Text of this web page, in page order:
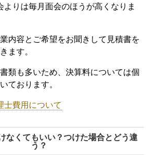
よりは毎月面会のほうが高くなりま
内容とご希望をお聞きして見積書を
ます。
類も多いため、決算料については個
ております。
費用について
なくてもいい？つけた場合とどう違
う？